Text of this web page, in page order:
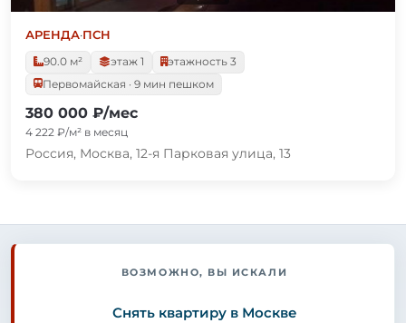
АРЕНДА·ПСН
90.0 м²
этаж 1
этажность 3
Первомайская · 9 мин пешком
380 000 ₽/мес
4 222 ₽/м² в месяц
Россия, Москва, 12-я Парковая улица, 13
ВОЗМОЖНО, ВЫ ИСКАЛИ
Снять квартиру в Москве